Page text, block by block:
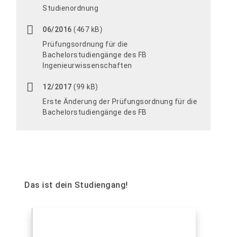
Studienordnung
06/2016 (467 kB)
Prüfungsordnung für die
Bachelorstudiengänge des FB
Ingenieurwissenschaften
12/2017 (99 kB)
Erste Änderung der Prüfungsordnung für die
Bachelorstudiengänge des FB
Das ist dein Studiengang!